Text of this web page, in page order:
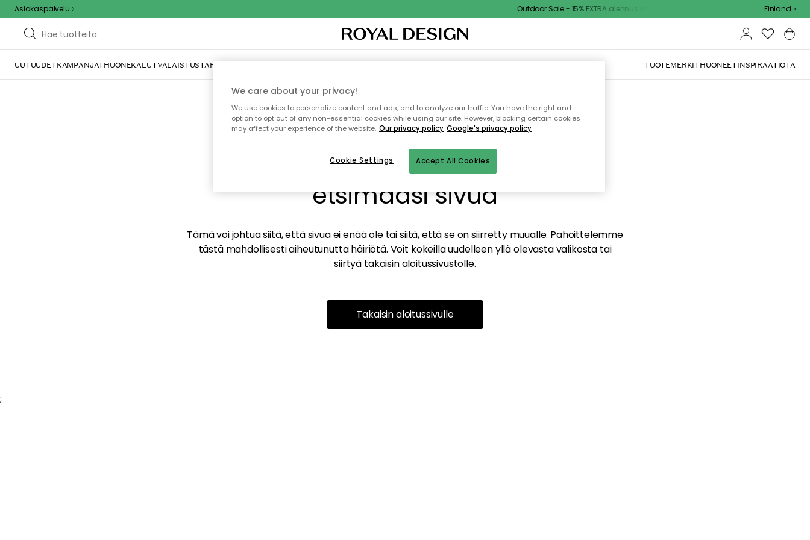
Asiakaspalvelu Outdoor Sale - 15% EXTRA alennus koodilla Finland
UUTUUDETKAMPANJATHUONEKALUTVALAISTUSTARJOILU JA KATTAUSSISUSTUSTEKSTIILIT & MATOTKEITTIÖSÄILYTYSULKOKALUSTEET TUOTEMERKITHUONEETINSPIRAATIOTA
Emme valitettavasti löydä
etsimääsi sivua
Tämä voi johtua siitä, että sivua ei enää ole tai siitä, että se on siirretty muualle. Pahoittelemme
tästä mahdollisesti aiheutunutta häiriötä. Voit kokeilla uudelleen yllä olevasta valikosta tai
siirtyä takaisin aloitussivustolle.
Takaisin aloitussivulle
;
We care about your privacy!
We use cookies to personalize content and ads, and to analyze our traffic. You have the right and
option to opt out of any non-essential cookies while using our site. However, blocking certain cookies
may affect your experience of the website. Our privacy policy Google's privacy policy
Accept All Cookies
Cookie Settings